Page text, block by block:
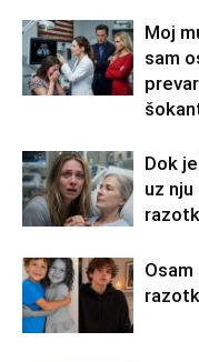
Moj
sam
Dok
uz